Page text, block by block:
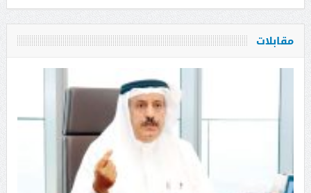
مقابلات